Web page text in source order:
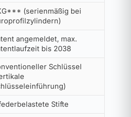
(serienmäßig bei
angemeldet, max.
bis 2038
Schlüssel
Stifte